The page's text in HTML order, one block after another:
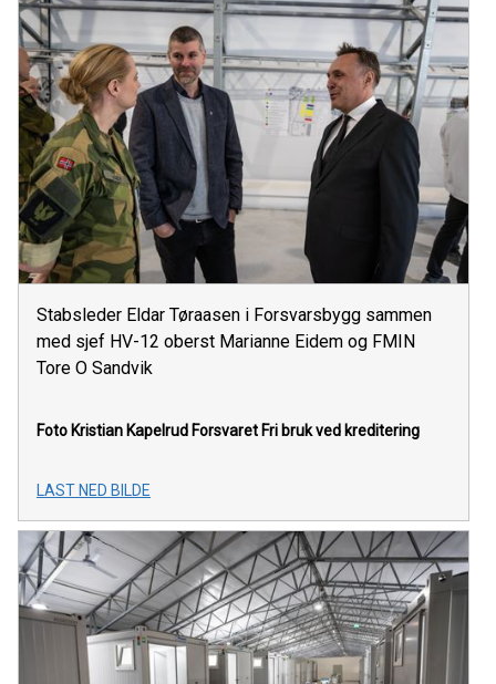
Stabsleder Eldar Tøraasen i Forsvarsbygg sammen
med sjef HV-12 oberst Marianne Eidem og FMIN
Tore O Sandvik
Foto Kristian Kapelrud Forsvaret Fri bruk ved kreditering
LAST NED BILDE